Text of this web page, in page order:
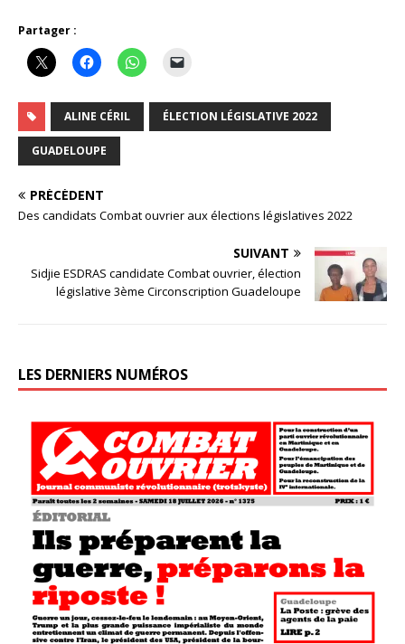
Partager :
ALINE CÉRIL ÉLECTION LÉGISLATIVE 2022
GUADELOUPE
PRÉCÉDENT
Des candidats Combat ouvrier aux élections législatives 2022
SUIVANT
Sidjie ESDRAS candidate Combat ouvrier, élection
législative 3ème Circonscription Guadeloupe
LES DERNIERS NUMÉROS